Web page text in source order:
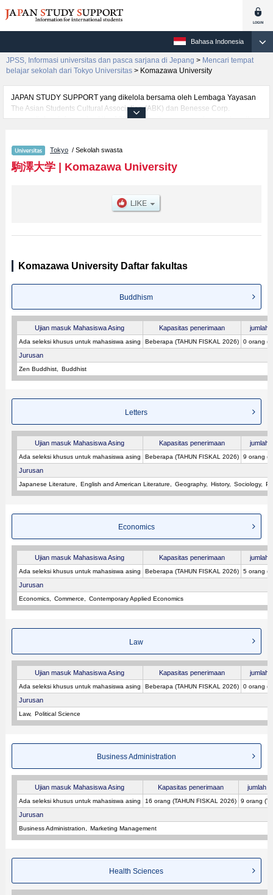
Bahasa Indonesia
JPSS, Informasi universitas dan pasca sarjana di Jepang > Mencari tempat
belajar sekolah dari Tokyo Universitas > Komazawa University
JAPAN STUDY SUPPORT yang dikelola bersama oleh Lembaga Yayasan
The Asian Students Cultural Association (ABK) dan Benesse Corp.
menyediakan informasi sekitar 1300 universitas, pascasarjana, universitas
informasi per fakultas seperti Fakultas BuddhismatauFakultas
LettersatauFakultas EconomicsatauFakultas LawatauFakultas Business
AdministrationatauFakultas Health SciencesatauFakultas Global Media
mancanegara seperti kuota untuk jumlah pendaftar dan jumlah kelulusan
ujian masuk mahasiswa(i) mancanegara, informasi mengenai ujian masuk,
Tokyo / Sekolah swasta
駒澤大学| Komazawa University
Komazawa University Daftar fakultas
Buddhism
Ujian masuk Mahasiswa Asing Kapasitas penerimaan jumlah
Ada seleksi khusus untuk mahasiswa asing Beberapa (TAHUN FISKAL 2026) 0 orang
Jurusan
Zen Buddhist Buddhist
Letters
Ujian masuk Mahasiswa Asing Kapasitas penerimaan jumlah
Ada seleksi khusus untuk mahasiswa asing Beberapa (TAHUN FISKAL 2026) 9 orang
Jurusan
Japanese Literature English and American Literature Geography History Sociology
Economics
Ujian masuk Mahasiswa Asing Kapasitas penerimaan jumlah
Ada seleksi khusus untuk mahasiswa asing Beberapa (TAHUN FISKAL 2026) 5 orang
Jurusan
Economics Commerce Contemporary Applied Economics
Law
Ujian masuk Mahasiswa Asing Kapasitas penerimaan jumlah
Ada seleksi khusus untuk mahasiswa asing Beberapa (TAHUN FISKAL 2026) 0 orang
Jurusan
Law Political Science
Business Administration
Ujian masuk Mahasiswa Asing Kapasitas penerimaan jumlah
Ada seleksi khusus untuk mahasiswa asing 16 orang (TAHUN FISKAL 2026) 9 orang
Jurusan
Business Administration Marketing Management
Health Sciences